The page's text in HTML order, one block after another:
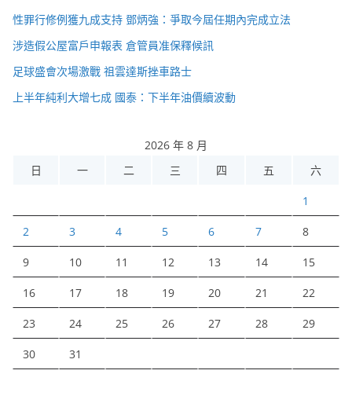
性罪行修例獲九成支持 鄧炳強：爭取今屆任期內完成立法
涉造假公屋富戶申報表 倉管員准保釋候訊
足球盛會次場激戰 祖雲達斯挫車路士
上半年純利大增七成 國泰：下半年油價續波動
2026 年 8 月
日
一 二 三 四 五 六
1
2 3 4 5 6 7 8
9 10 11 12 13 14 15
16 17 18 19 20 21 22
23 24 25 26 27 28 29
30 31